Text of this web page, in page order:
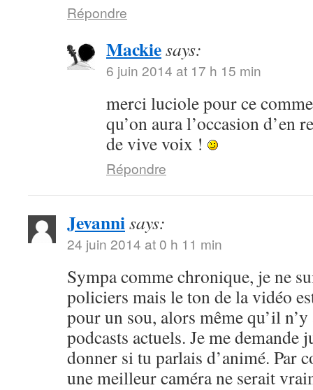
Répondre
Mackiesays:
6 juin 2014 at 17 h 15 min
merci luciole pour ce
qu’on aura l’occasion d’en
de vive voix !
Répondre
Jevannisays:
24 juin 2014 at 0 h 11 min
Sympa comme chronique, je ne
policiers mais le ton de la vidéo
pour un sou, alors même qu’il
podcasts actuels. Je me demande
donner si tu parlais d’animé. Par
une meilleur caméra ne serait